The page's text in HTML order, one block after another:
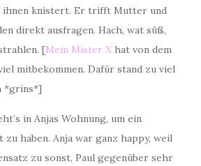
ihnen knistert. Er trifft Mutter und
direkt ausfragen. Hach, wat süß,
[Mein Mister X hat von dem
mitbekommen. Dafür stand zu viel
*grins*]
in Anjas Wohnung, um ein
haben. Anja war ganz happy, weil
zu sonst, Paul gegenüber sehr